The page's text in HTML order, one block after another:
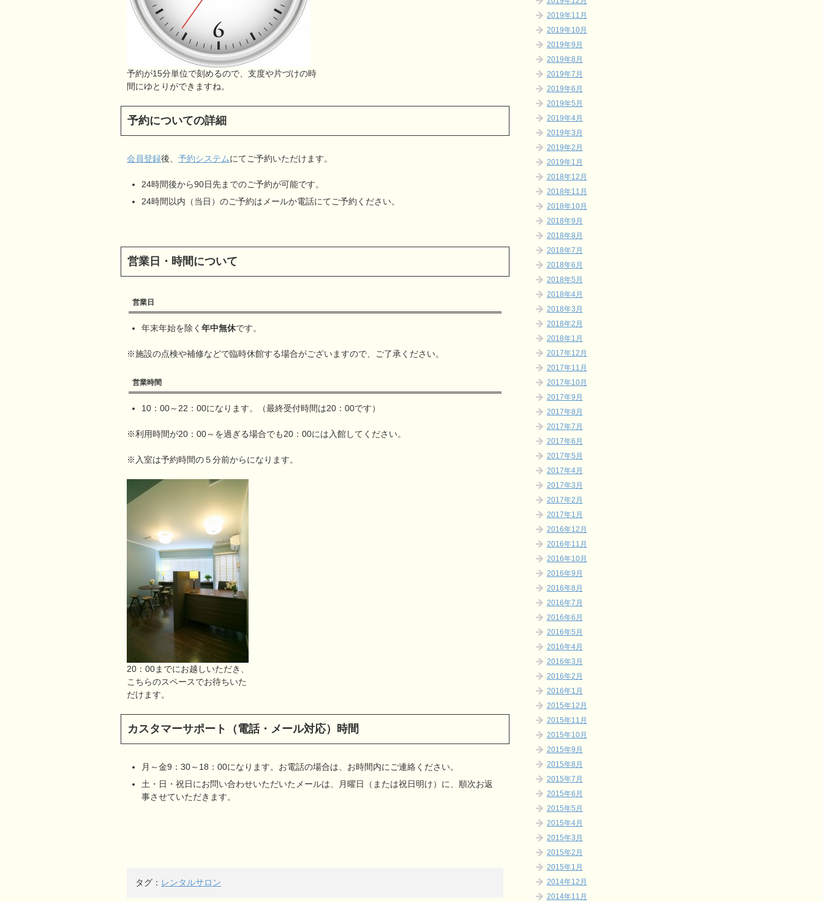
予約が15分単位で刻めるので、支度や片づけの時
間にゆとりができますね。
予約についての詳細
会員登録後、 予約システムにてご予約いただけます。
24時間後から90日先までのご予約が可能です。
24時間以内（当日）のご予約はメールか電話にてご予約ください。
営業日・時間について
営業日
年末年始を除く 年中無休です。
※施設の点検や補修などで臨時休館する場合がございますので、ご了承ください。
営業時間
10：00～22：00になります。（最終受付時間は20：00です）
※利用時間が20：00～を過ぎる場合でも20：00には入館してください。
※入室は予約時間の５分前からになります。
20：00までにお越しいただき、
こちらのスペースでお待ちいた
だけます。
カスタマーサポート（電話・メール対応）時間
月～金9：30～18：00になります。お電話の場合は、お時間内にご連絡ください。
土・日・祝日にお問い合わせいただいたメールは、月曜日（または祝日明け）に、順次お返
事させていただきます。
タグ： レンタルサロン
2019年11月
2019年10月
2019年9月
2019年8月
2019年7月
2019年6月
2019年5月
2019年4月
2019年3月
2019年2月
2019年1月
2018年12月
2018年11月
2018年10月
2018年9月
2018年8月
2018年7月
2018年6月
2018年5月
2018年4月
2018年3月
2018年2月
2018年1月
2017年12月
2017年11月
2017年10月
2017年9月
2017年8月
2017年7月
2017年6月
2017年5月
2017年4月
2017年3月
2017年2月
2017年1月
2016年12月
2016年11月
2016年10月
2016年9月
2016年8月
2016年7月
2016年6月
2016年5月
2016年4月
2016年3月
2016年2月
2016年1月
2015年12月
2015年11月
2015年10月
2015年9月
2015年8月
2015年7月
2015年6月
2015年5月
2015年4月
2015年3月
2015年2月
2015年1月
2014年12月
2014年11月